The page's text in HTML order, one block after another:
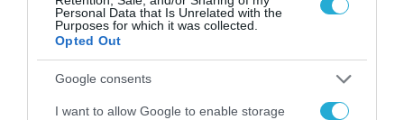
Personal Data that Is Unrelated with the
Purposes for which it was collected.
Opted Out
Google consents
I want to allow Google to enable storage
ΣΤΡΑΤΗΓΙΚΗ ΣΥΝΕΡΓΑΣΙΑ